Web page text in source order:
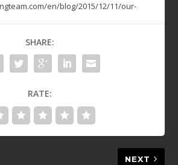
en/blog/2015/12/11/our-
SHARE:
RATE:
NEXT